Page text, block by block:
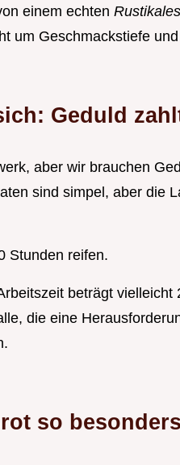
einem echten
um Geschmackstiefe
Geduld
aber wir brauchen
sind simpel, aber die
Stunden reifen.
beträgt vielleicht
die eine
so